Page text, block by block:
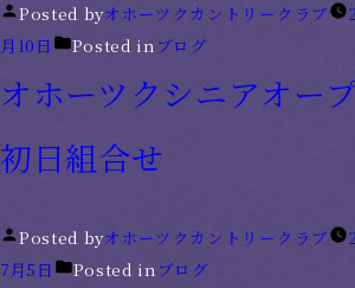
Posted byオホーツクカントリークラブ
月10日
Posted in ブログ
オホーツクシニアオー
初日組合せ
Posted byオホーツクカントリークラブ
7月5日
Posted in ブログ